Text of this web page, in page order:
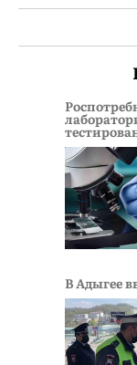
В Адыгее